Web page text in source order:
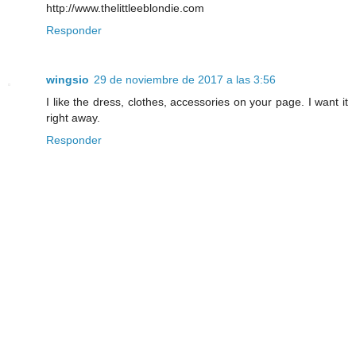
http://www.thelittleeblondie.com
Responder
wingsio 29 de noviembre de 2017 a las 3:56
I like the dress, clothes, accessories on your page. I want it
right away.
Responder